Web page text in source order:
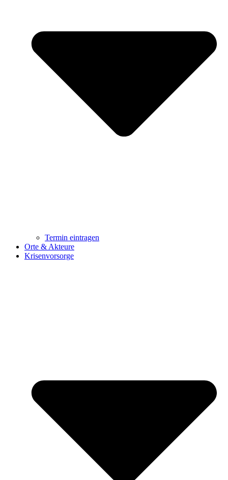
Termin eintragen
Orte & Akteure
Krisenvorsorge